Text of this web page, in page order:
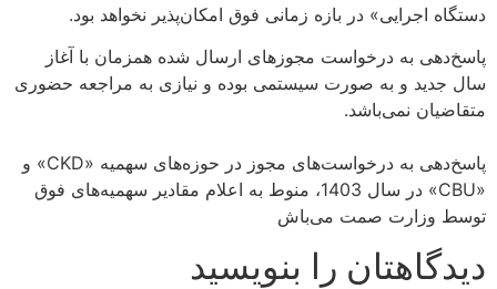
دستگاه‌ اجرایی» در بازه زمانی فوق امکان‌پذیر نخواهد بود.
پاسخ‌دهی به درخواست مجوزهای ارسال شده همزمان با آغاز
سال جدید و به صورت سیستمی بوده و نیازی به مراجعه حضوری
متقاضیان نمی‌باشد.
پاسخ‌دهی به درخواست‌های مجوز در حوزه‌های سهمیه «CKD» و
«CBU» در سال 1403، منوط به اعلام مقادیر سهمیه‌های فوق
توسط وزارت صمت می‌باش
دیدگاهتان را بنویسید